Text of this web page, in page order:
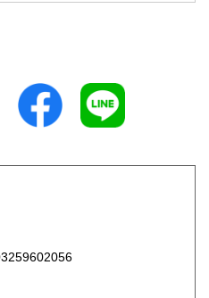
三重県
島根県